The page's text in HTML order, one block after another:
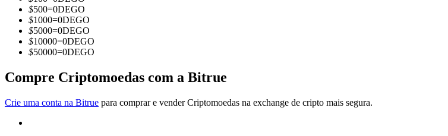
Torne-se um Trader de Cópias
$500=0DEGO
$1000=0DEGO
$5000=0DEGO
$10000=0DEGO
$50000=0DEGO
Compre Criptomoedas com a Bitrue
Crie uma conta na Bitrue para comprar e vender Criptomoedas na exchange de cripto mais segura.